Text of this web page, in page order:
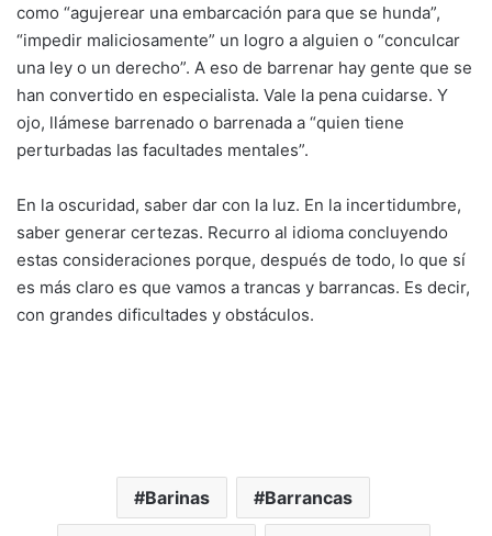
como “agujerear una embarcación para que se hunda”,
“impedir maliciosamente” un logro a alguien o “conculcar
una ley o un derecho”. A eso de barrenar hay gente que se
han convertido en especialista. Vale la pena cuidarse. Y
ojo, llámese barrenado o barrenada a “quien tiene
perturbadas las facultades mentales”.
En la oscuridad, saber dar con la luz. En la incertidumbre,
saber generar certezas. Recurro al idioma concluyendo
estas consideraciones porque, después de todo, lo que sí
es más claro es que vamos a trancas y barrancas. Es decir,
con grandes dificultades y obstáculos.
Barinas Barrancas